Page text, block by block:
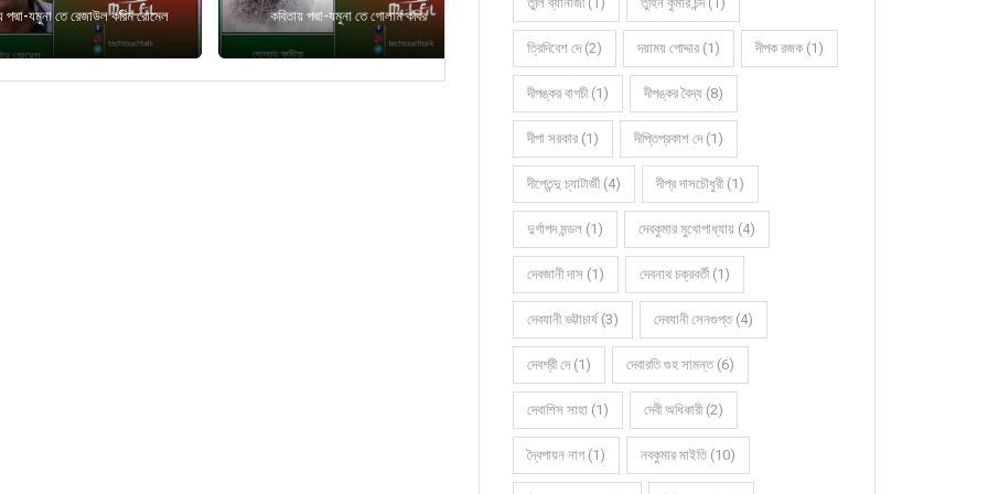
তে রেজাউল করিম রোমেল কবিতায় পদ্মা-যমুনা তে গোলাম কবির কবিতায় পদ্মা-যমুনা তে মোহাম্মদ শামীম মিয়া
ত্রিদিবেশ দে (2) দয়াময় পোদ্দার (1) দীপক রজক (1)
দীপঙ্কর বাগচী (1) দীপঙ্কর বৈদ্য (8)
দীপা সরকার (1) দীপ্তিপ্রকাশ দে (1)
দীপ্তেন্দু চ্যাটার্জী (4) দীপ্র দাসচৌধুরী (1)
দুর্গাপদ মন্ডল (1) দেবকুমার মুখোপাধ্যায় (4)
দেবজানী দাস (1) দেবনাথ চক্রবর্তী (1)
দেবযানী ভট্টাচার্য (3) দেবযানী সেনগুপ্ত (4)
দেবশ্রী দে (1) দেবারতি গুহ সামন্ত (6)
দেবাশিস সাহা (1) দেবী অধিকারী (2)
দ্বৈপায়ন নাগ (1) নবকুমার মাইতি (10)